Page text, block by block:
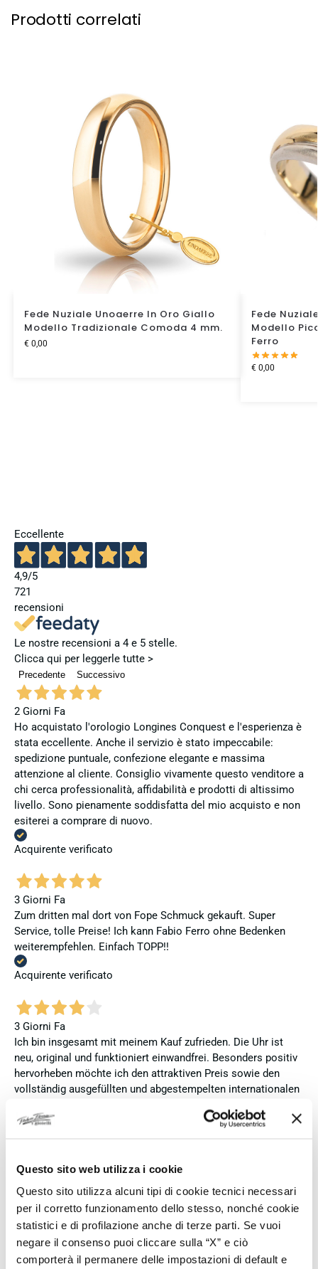
Questo sito web utilizza i cookie
Questo sito utilizza alcuni tipi di cookie tecnici necessari
per il corretto funzionamento dello stesso, nonché cookie
statistici e di profilazione anche di terze parti. Se vuoi
negare il consenso puoi cliccare sulla “X” e ciò
comporterà il permanere delle impostazioni di default e
Prodotti correlati
Fede Nuziale Unoaerre In Oro Giallo
Modello Tradizionale Comoda 4 mm.
€0,00
Fede
Modello
Ferro
€0,00
Eccellente
4,9/5
721
recensioni
Le nostre recensioni a 4 e 5 stelle.
Clicca qui per leggerle tutte >
Precedente Successivo
2 Giorni Fa
Ho acquistato l'orologio Longines Conquest e l'esperienza è
stata eccellente. Anche il servizio è stato impeccabile:
spedizione puntuale, confezione elegante e massima
attenzione al cliente. Consiglio vivamente questo venditore a
chi cerca professionalità, affidabilità e prodotti di altissimo
livello. Sono pienamente soddisfatta del mio acquisto e non
esiterei a comprare di nuovo.
Acquirente verificato
3 Giorni Fa
Zum dritten mal dort von Fope Schmuck gekauft. Super
Service, tolle Preise! Ich kann Fabio Ferro ohne Bedenken
weiterempfehlen. Einfach TOPP!!
Acquirente verificato
3 Giorni Fa
Ich bin insgesamt mit meinem Kauf zufrieden. Die Uhr ist
neu, original und funktioniert einwandfrei. Besonders positiv
hervorheben möchte ich den attraktiven Preis sowie den
vollständig ausgefüllten und abgestempelten internationalen
Dennoch vergebe ich 4 statt 5 Sterne, da die Lieferung nicht
Armband, die Originalverpackung entsprach nicht der
Präsentationen und Videos kenne (andere Box und anderes
Uhrenkissen), und auch die Seiko-Hangtags mit
Modellinformationen fehlten. Die Uhr selbst ist in neuem
Zustand und weist keine Gebrauchsspuren auf. Dennoch
hätte ich bei einer hochwertigen Uhr dieser Preisklasse